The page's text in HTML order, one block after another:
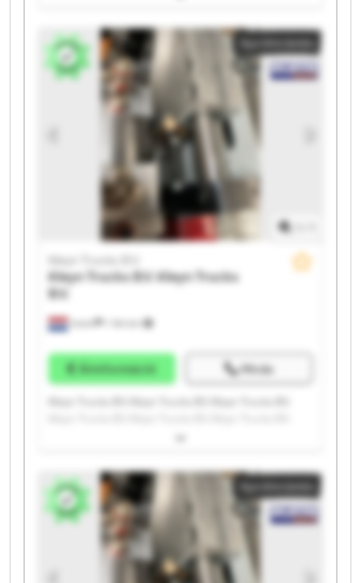
Kleyn Trucks B.V. Kleyn Trucks B.V. Kleyn Trucks B.V.
Kleyn Trucks B.V. Kleyn Trucks B.V. Kleyn Trucks B.V.
Kleyn Trucks B.V. Kleyn Trucks B.V.
Apróhirdetés
Vuren
Kleyn Trucks B.V.
Kleyn Trucks B.V.Kleyn Trucks
B.V.
Árinformáció Hívás
Kleyn Trucks B.V. Kleyn Trucks B.V. Kleyn Trucks B.V.
Kleyn Trucks B.V. Kleyn Trucks B.V. Kleyn Trucks B.V.
Kleyn Trucks B.V. Kleyn Trucks B.V. Kleyn Trucks B.V.
Kleyn Trucks B.V. Kleyn Trucks B.V.
Apróhirdetés